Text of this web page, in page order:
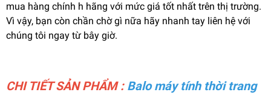
mua hàng chính h hãng với mức giá tốt nhất trên thị trường.
Vì vậy, bạn còn chần chờ gì nữa hãy nhanh tay liên hệ với
chúng tôi ngay từ bây giờ.
CHI TIẾT SẢN PHẨM : Balo máy tính thời trang